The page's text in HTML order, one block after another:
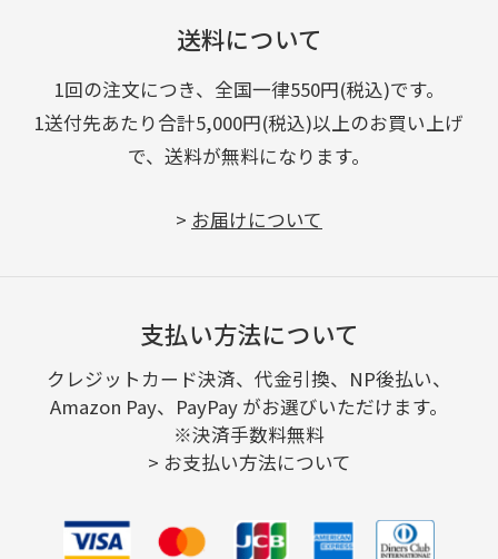
送料について
1回の注文につき、全国一律550円(税込)です。
1送付先あたり合計5,000円(税込)以上のお買い上げ
で、送料が無料になります。
> お届けについて
支払い方法について
クレジットカード決済、代金引換、NP後払い、
Amazon Pay、PayPay がお選びいただけます。
※決済手数料無料
> お支払い方法について